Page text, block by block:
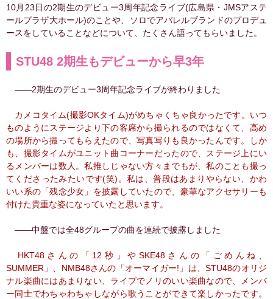
10月23日の2期生のデビュー3周年記念ライブ(広島県・JMSアステ
ールプラザ大ホール)のことや、ソロでアパレルブランドのプロデュ
ースをしていることなどについて、たくさん語ってもらいました。
STU48 2期生もデビューから早3年
――2期生のデビュー3周年記念ライブが終わりました
カメコタイム(撮影OKタイム)がめちゃくちゃ良かったです。いつ
ものようにステージより下の客席から撮られるのではなくて、高め
の場所から撮ってもらえたので、写真写りも良かったんです。しか
も、撮影タイムがユニット曲コーナーだったので、ステージ上にい
るメンバーは数人。私推しじゃない方々までもが、私のことも撮っ
てくださったみたいです(笑)。私は、普段はあまりやらない、かわ
いい系の「残念少女」を披露していたので、豪華なアクセサリーも
付けた貴重な姿になっていたと思います。
――中盤では全48グループの曲を連続で披露しました
HKT48さんの「12秒」やSKE48さんの「ごめんね、
SUMMER」、NMB48さんの「オーマイガー!」は、STU48のオリジ
ナル楽曲にはあまりない、ライブでノリのいい楽曲なので、メンバ
ー同士でわちゃわちゃしながら歌うことができて楽しかったです。